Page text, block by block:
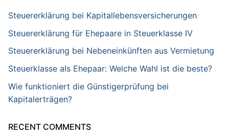
Steuererklärung bei Kapitallebensversicherungen
Steuererklärung für Ehepaare in Steuerklasse IV
Steuererklärung bei Nebeneinkünften aus Vermietung
Steuerklasse als Ehepaar: Welche Wahl ist die beste?
Wie funktioniert die Günstigerprüfung bei
Kapitalerträgen?
RECENT COMMENTS